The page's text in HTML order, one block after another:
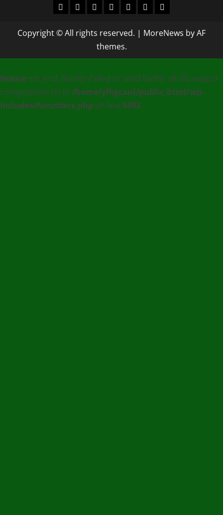
Accueil
À
Nos
Contact
[
–
PLUS
:
Agence
de
CompteUtilisateur/
Copyright © All rights reserved. | MoreNews by AF
themes.
Notice: ob_end_flush(): Failed to send buffer of zlib output
compression (0) in /home/ylhgcaui/public_html/wp-
includes/functions.php on line 5493